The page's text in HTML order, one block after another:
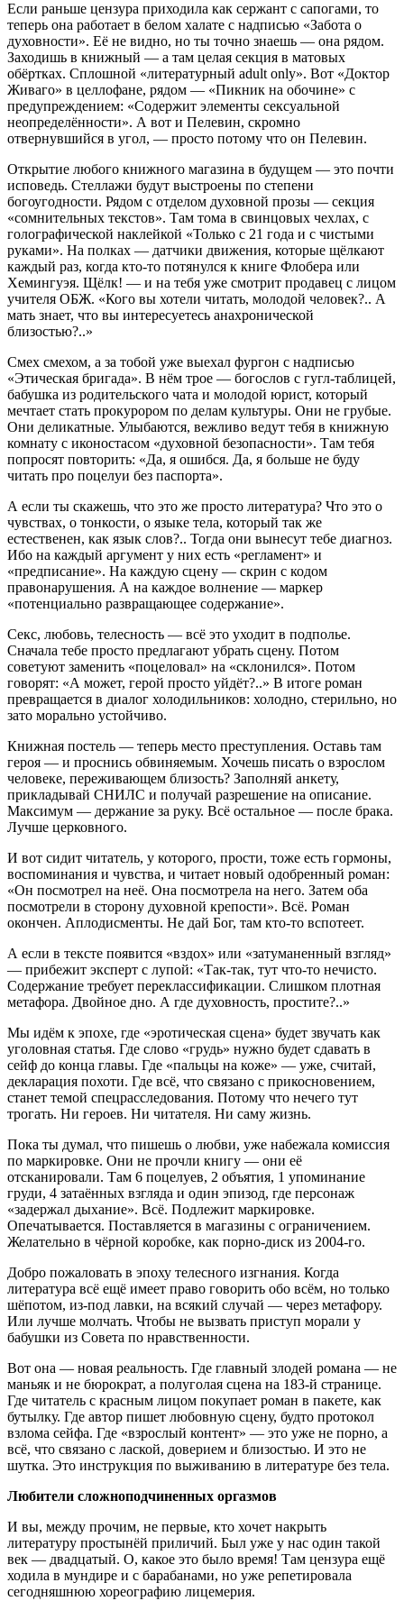
Если раньше цензура приходила как сержант с сапогами, то
теперь она работает в белом халате с надписью «Забота о
духовности». Её не видно, но ты точно знаешь — она рядом.
Заходишь в книжный — а там целая секция в матовых
обёртках. Сплошной «литературный adult only». Вот «Доктор
Живаго» в целлофане, рядом — «Пикник на обочине» с
предупреждением: «Содержит элементы сексуальной
неопределённости». А вот и Пелевин, скромно
отвернувшийся в угол, — просто потому что он Пелевин.
Открытие любого книжного магазина в будущем — это почти
исповедь. Стеллажи будут выстроены по степени
богоугодности. Рядом с отделом духовной прозы — секция
«сомнительных текстов». Там тома в свинцовых чехлах, с
голографической наклейкой «Только с 21 года и с чистыми
руками». На полках — датчики движения, которые щёлкают
каждый раз, когда кто-то потянулся к книге Флобера или
Хемингуэя. Щёлк! — и на тебя уже смотрит продавец с лицом
учителя ОБЖ. «Кого вы хотели читать, молодой человек?.. А
мать знает, что вы интересуетесь анахронической
близостью?..»
Смех смехом, а за тобой уже выехал фургон с надписью
«Этическая бригада». В нём трое — богослов с гугл-таблицей,
бабушка из родительского чата и молодой юрист, который
мечтает стать прокурором по делам культуры. Они не грубые.
Они деликатные. Улыбаются, вежливо ведут тебя в книжную
комнату с иконостасом «духовной безопасности». Там тебя
попросят повторить: «Да, я ошибся. Да, я больше не буду
читать про поцелуи без паспорта».
А если ты скажешь, что это же просто литература? Что это о
чувствах, о тонкости, о языке тела, который так же
естественен, как язык слов?.. Тогда они вынесут тебе диагноз.
Ибо на каждый аргумент у них есть «регламент» и
«предписание». На каждую сцену — скрин с кодом
правонарушения. А на каждое волнение — маркер
«потенциально развращающее содержание».
Секс, любовь, телесность — всё это уходит в подполье.
Сначала тебе просто предлагают убрать сцену. Потом
советуют заменить «поцеловал» на «склонился». Потом
говорят: «А может, герой просто уйдёт?..» В итоге роман
превращается в диалог холодильников: холодно, стерильно, но
зато морально устойчиво.
Книжная постель — теперь место преступления. Оставь там
героя — и проснись обвиняемым. Хочешь писать о взрослом
человеке, переживающем близость? Заполняй анкету,
прикладывай СНИЛС и получай разрешение на описание.
Максимум — держание за руку. Всё остальное — после брака.
Лучше церковного.
И вот сидит читатель, у которого, прости, тоже есть гормоны,
воспоминания и чувства, и читает новый одобренный роман:
«Он посмотрел на неё. Она посмотрела на него. Затем оба
посмотрели в сторону духовной крепости». Всё. Роман
окончен. Аплодисменты. Не дай Бог, там кто-то вспотеет.
А если в тексте появится «вздох» или «затуманенный взгляд»
— прибежит эксперт с лупой: «Так-так, тут что-то нечисто.
Содержание требует переклассификации. Слишком плотная
метафора. Двойное дно. А где духовность, простите?..»
Мы идём к эпохе, где «эротическая сцена» будет звучать как
уголовная статья. Где слово «грудь» нужно будет сдавать в
сейф до конца главы. Где «пальцы на коже» — уже, считай,
декларация похоти. Где всё, что связано с прикосновением,
станет темой спецрасследования. Потому что нечего тут
трогать. Ни героев. Ни читателя. Ни саму жизнь.
Пока ты думал, что пишешь о любви, уже набежала комиссия
по маркировке. Они не прочли книгу — они её
отсканировали. Там 6 поцелуев, 2 объятия, 1 упоминание
груди, 4 затаённых взгляда и один эпизод, где персонаж
«задержал дыхание». Всё. Подлежит маркировке.
Опечатывается. Поставляется в магазины с ограничением.
Желательно в чёрной коробке, как порно-диск из 2004-го.
Добро пожаловать в эпоху телесного изгнания. Когда
литература всё ещё имеет право говорить обо всём, но только
шёпотом, из‑под лавки, на всякий случай — через метафору.
Или лучше молчать. Чтобы не вызвать приступ морали у
бабушки из Совета по нравственности.
Вот она — новая реальность. Где главный злодей романа — не
маньяк и не бюрократ, а полуголая сцена на 183-й странице.
Где читатель с красным лицом покупает роман в пакете, как
бутылку. Где автор пишет любовную сцену, будто протокол
взлома сейфа. Где «взрослый контент» — это уже не порно, а
всё, что связано с лаской, доверием и близостью. И это не
шутка. Это инструкция по выживанию в литературе без тела.
Любители сложноподчиненных оргазмов
И вы, между прочим, не первые, кто хочет накрыть
литературу простынёй приличий. Был уже у нас один такой
век — двадцатый. О, какое это было время! Там цензура ещё
ходила в мундире и с барабанами, но уже репетировала
сегодняшнюю хореографию лицемерия.